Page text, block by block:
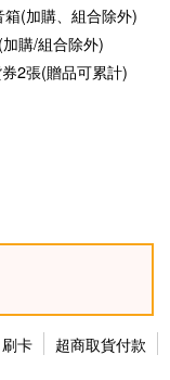
箱(加購、組合除外)
購/組合除外)
2張(贈品可累計)
刷卡
超商取貨付款